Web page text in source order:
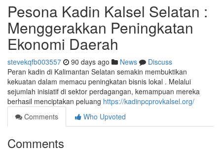
Pesona Kadin Kalsel Selatan :
Menggerakkan Peningkatan
Ekonomi Daerah
stevekqfb003557 90 days ago News
Discuss
Peran kadin di Kalimantan Selatan semakin membuktikan
kekuatan dalam memacu peningkatan bisnis lokal . Melalui
sejumlah inisiatif di sektor perdagangan, kemampuan mereka
berhasil menciptakan peluang https://kadinpcprovkalsel.org/
Comments
Who Upvoted
Comments